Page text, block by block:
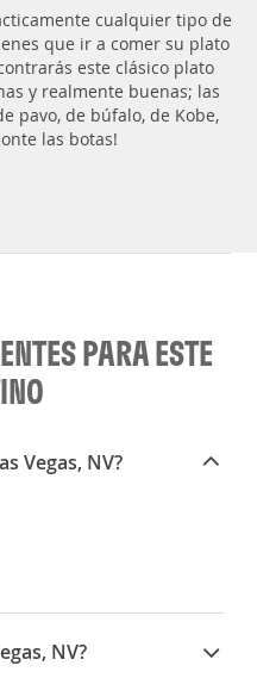
cualquier tipo de
que ir a comer su plato
este clásico plato
y realmente buenas; las
pavo, de búfalo, de Kobe,
las botas!
PARA ESTE
Vegas, NV?
NV?